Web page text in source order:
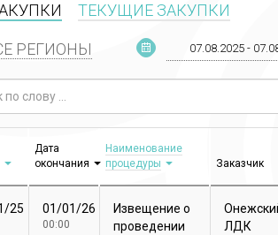
ТЕКУЩИЕ ЗАКУПКИ
РЕГИОНЫ
Дата
окончания
Наименование
процедуры
Заказчик
25 01/01/26
00:00
Извещение о
проведении
ЛДК